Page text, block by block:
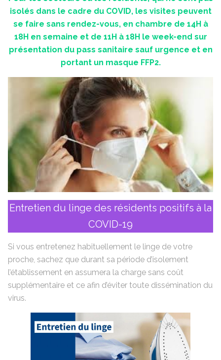
isolés dans le cadre du COVID, les visites peuvent
se faire sans rendez-vous, en chambre de 14H à
18H en semaine et de 11H à 18H le week-end sur
présentation du pass sanitaire sauf urgence et en
portant un masque FFP2.
Entretien du linge des résidents positifs à la
COVID-19
Si vous entretenez habituellement le linge de votre
proche, sachez que durant sa période d’isolement
l’établissement en assumera la charge sans coût
supplémentaire et ce afin d’éviter toute dissémination du
virus.